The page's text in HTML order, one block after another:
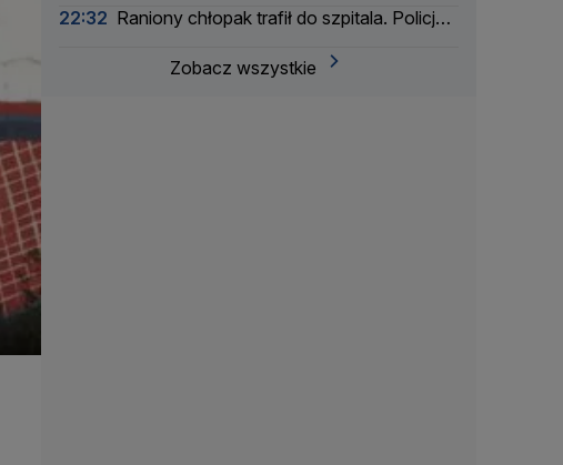
22:32 Raniony chłopak trafił do szpitala. Policja
Zobacz wszystkie